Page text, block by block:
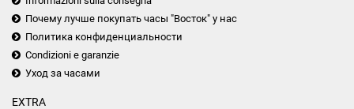
Почему лучше покупать часы "Восток" у нас
Политика конфиденциальности
Condizioni e garanzie
Уход за часами
EXTRA